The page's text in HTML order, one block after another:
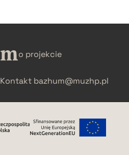
o projekcie
Kontakt bazhum@muzhp.pl